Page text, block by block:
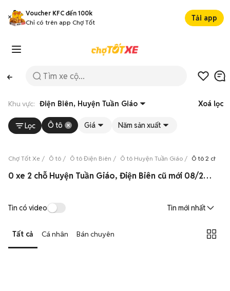
Voucher KFC đến 100k
Chỉ có trên app Chợ Tốt
Tải app
Khu vực: Điện Biên, Huyện Tuần Giáo Xoá lọc
Lọc Ô tô Giá Năm sản xuất
Chợ Tốt Xe Ô tô Ô tô Điện Biên Ô tô Huyện Tuần Giáo Ô tô 2 chỗ
0 xe 2 chỗ Huyện Tuần Giáo, Điện Biên cũ mới 08/2026
Tin có video Tin mới nhất
Tất cả Cá nhân Bán chuyên